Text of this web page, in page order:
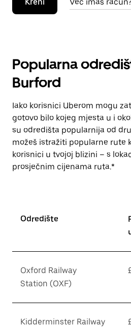
Popularna
Burford
Iako korisnici Uberom mogu
gotovo bilo kojeg mjesta u i
su odredišta popularnija od
možeš istražiti popularne rute
korisnici u tvojoj blizini – s
prosječnim cijenama ruta.*
Odredište
Oxford Railway
Station (OXF)
Kidderminster Railway